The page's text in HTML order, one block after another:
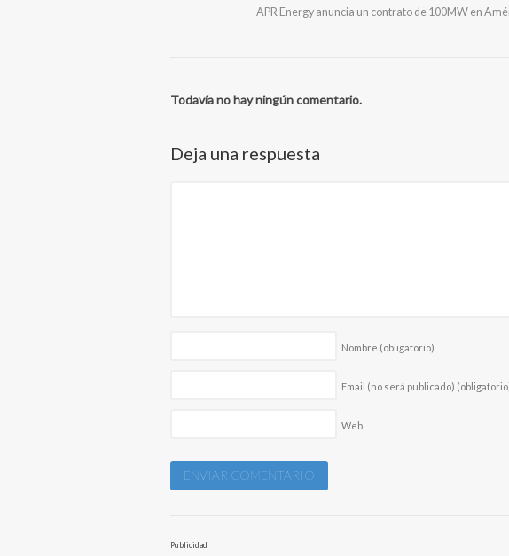
APR Energy anuncia un contrato de 100MW en
Todavía no hay ningún comentario.
Deja una respuesta
Nombre (obligatorio)
Email (no será publicado)
Web
Publicidad